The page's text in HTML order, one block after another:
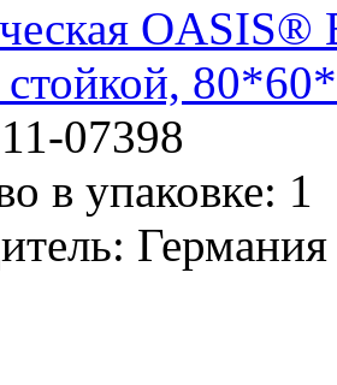
11-07398
в упаковке: 1
Германия